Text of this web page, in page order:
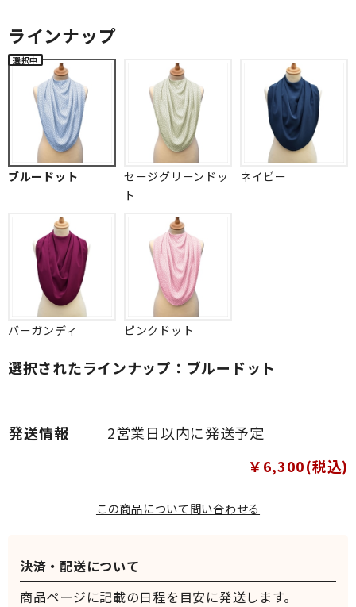
￥6,300(税込)
2営業日以内に発送予定
ラインナップ
ブルードット
セージグリーンドッ
ト
ネイビー
バーガンディ ピンクドット
選択されたラインナップ：ブルードット
この商品について問い合わせる
決済・配送について
商品ページに記載の日程を目安に発送します。